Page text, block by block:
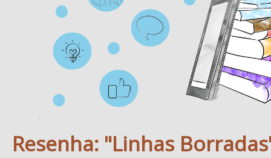
Resenha: "Linhas